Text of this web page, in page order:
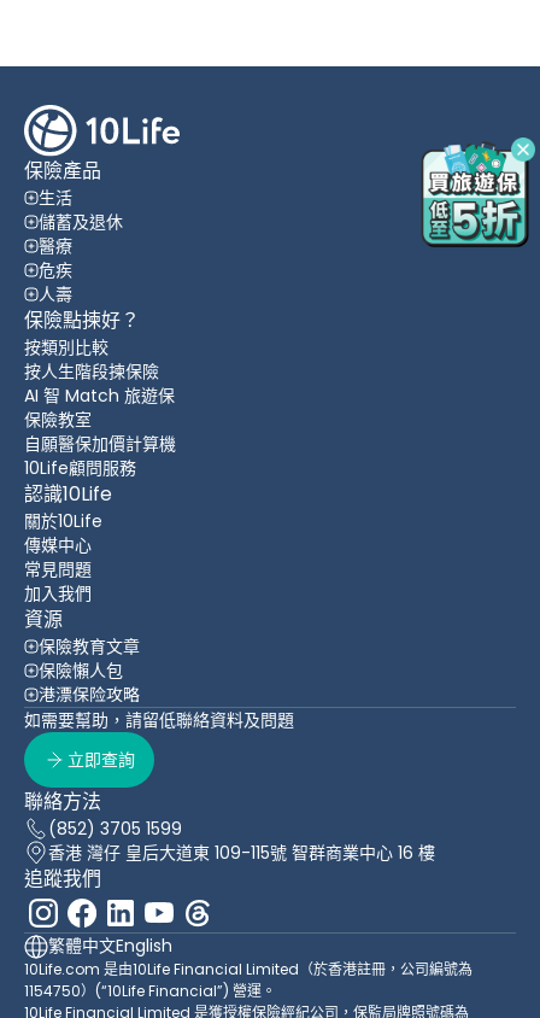
保險產品
生活
儲蓄及退休
醫療
危疾
人壽
保險點揀好？
按類別比較
按人生階段揀保險
AI 智 Match 旅遊保
保險教室
自願醫保加價計算機
10Life顧問服務
認識10Life
關於10Life
傳媒中心
常見問題
加入我們
資源
保險教育文章
保險懶人包
港漂保险攻略
如需要幫助，請留低聯絡資料及問題
立即查詢
聯絡方法
(852) 3705 1599
香港 灣仔 皇后大道東 109-115號 智群商業中心 16 樓
追蹤我們
繁體中文English
10Life.com 是由10Life Financial Limited（於香港註冊，公司編號為
1154750）(“10Life Financial”) 營運。
10Life Financial Limited 是獲授權保險經紀公司，保監局牌照號碼為